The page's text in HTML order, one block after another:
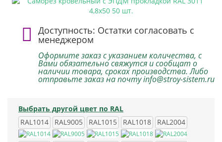
Доступность: Остатки согласовать с
менеджером
Оформите заказ с указанием количества, с
Вами обязательно свяжутся и сообщат о
наличии товара, сроках производства. Либо
отправьте заказ на почту info@stroy-sistem.ru
Выбрать другой цвет по RAL
RAL1014
RAL9005 RAL1015 RAL1018 RAL2004